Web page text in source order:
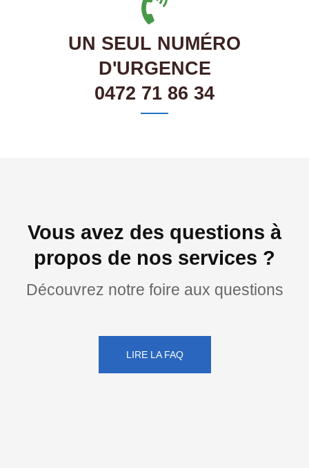
UN SEUL NUMÉRO
D'URGENCE
0472 71 86 34
Vous avez des questions à
propos de nos services ?
Découvrez notre foire aux questions
LIRE LA FAQ